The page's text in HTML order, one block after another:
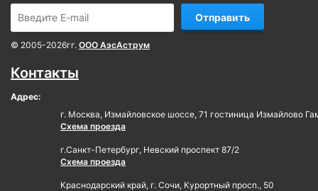
Отправить
© 2005-2026гг. ООО АэсАструм
Контакты
Адрес:
г. Москва, Измайловское шоссе, 71 гостиница Измайлово
Схема проезда
г.Санкт-Петербург, Невский проспект 87/2
Схема проезда
Краснодарский край, г. Сочи, Курортный просп., 50